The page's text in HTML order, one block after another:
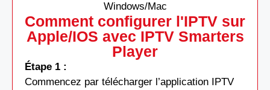
Windows/Mac
Comment configurer l'IPTV sur
Apple/IOS avec IPTV Smarters
Player
Étape 1 :
Commencez par télécharger l’application IPTV